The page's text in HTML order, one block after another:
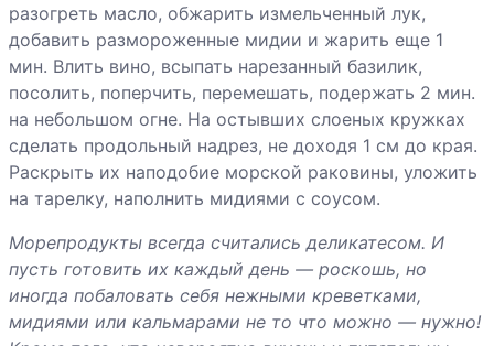
разогреть масло, обжарить измельченный лук,
добавить размороженные мидии и жарить еще 1
мин. Влить вино, всыпать нарезанный базилик,
посолить, поперчить, перемешать, подержать 2 мин.
на небольшом огне. На остывших слоеных кружках
сделать продольный надрез, не доходя 1 см до края.
Раскрыть их наподобие морской раковины, уложить
на тарелку, наполнить мидиями с соусом.
Морепродукты всегда считались деликатесом. И
пусть готовить их каждый день — роскошь, но
иногда побаловать себя нежными креветками,
мидиями или кальмарами не то что можно — нужно!